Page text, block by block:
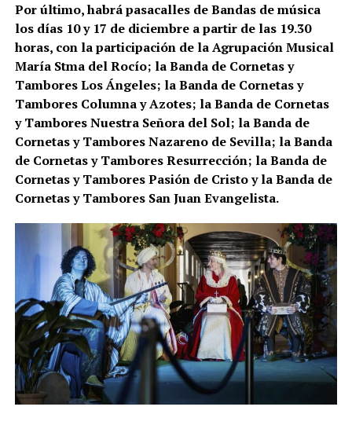
Por último, habrá pasacalles de Bandas de música
los días 10 y 17 de diciembre a partir de las 19.30
horas, con la participación de la Agrupación Musical
María Stma del Rocío; la Banda de Cornetas y
Tambores Los Ángeles; la Banda de Cornetas y
Tambores Columna y Azotes; la Banda de Cornetas
y Tambores Nuestra Señora del Sol; la Banda de
Cornetas y Tambores Nazareno de Sevilla; la Banda
de Cornetas y Tambores Resurrección; la Banda de
Cornetas y Tambores Pasión de Cristo y la Banda de
Cornetas y Tambores San Juan Evangelista.